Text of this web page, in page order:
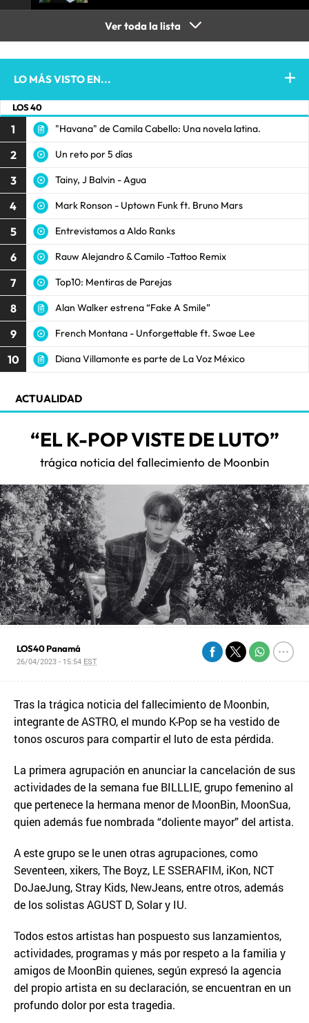
Ver toda la lista
LO MÁS VISTO EN...
LOS 40
1 "Havana" de Camila Cabello: Una novela latina.
2 Un reto por 5 días
3 Tainy, J Balvin - Agua
4 Mark Ronson - Uptown Funk ft. Bruno Mars
5 Entrevistamos a Aldo Ranks
6 Rauw Alejandro & Camilo -Tattoo Remix
7 Top10: Mentiras de Parejas
8 Alan Walker estrena “Fake A Smile”
9 French Montana - Unforgettable ft. Swae Lee
10 Diana Villamonte es parte de La Voz México
ACTUALIDAD
“EL K-POP VISTE DE LUTO”
trágica noticia del fallecimiento de Moonbin
LOS40 Panamá
26/04/2023 - 15:54 EST
Tras la trágica noticia del fallecimiento de Moonbin,
integrante de ASTRO, el mundo K-Pop se ha vestido de
tonos oscuros para compartir el luto de esta pérdida.
La primera agrupación en anunciar la cancelación de sus
actividades de la semana fue BILLLIE, grupo femenino al
que pertenece la hermana menor de MoonBin, MoonSua,
quien además fue nombrada “doliente mayor” del artista.
A este grupo se le unen otras agrupaciones, como
Seventeen, xikers, The Boyz, LE SSERAFIM, iKon, NCT
DoJaeJung, Stray Kids, NewJeans, entre otros, además
de los solistas AGUST D, Solar y IU.
Todos estos artistas han pospuesto sus lanzamientos,
actividades, programas y más por respeto a la familia y
amigos de MoonBin quienes, según expresó la agencia
del propio artista en su declaración, se encuentran en un
profundo dolor por esta tragedia.